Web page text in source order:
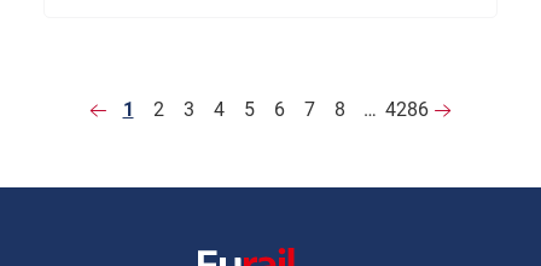
1 2 3 4 5 6 7 8 … 4286